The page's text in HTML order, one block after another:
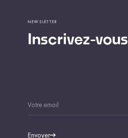
Inscrivez-vous
NEWSLETTER
Envoyer